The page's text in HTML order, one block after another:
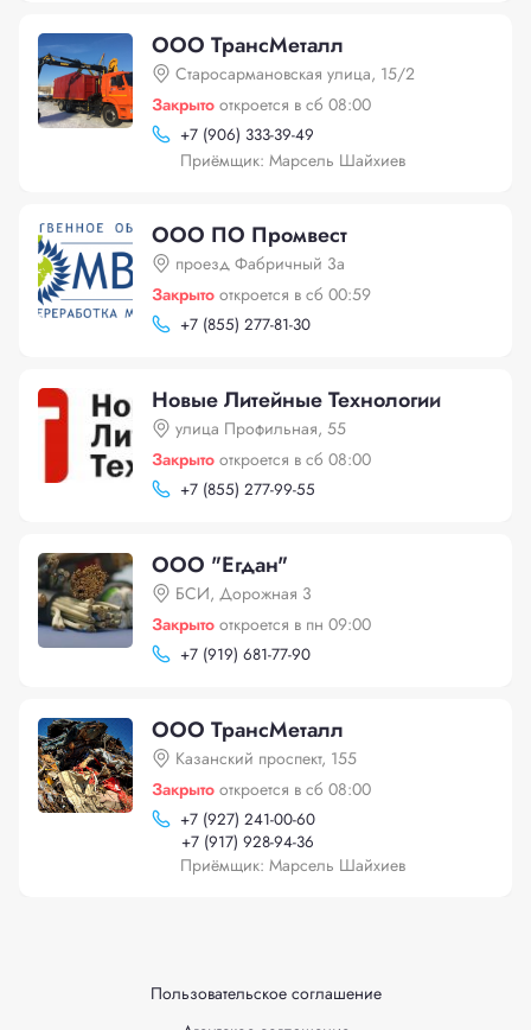
ООО ТрансМеталл
Старосармановская улица, 15/2
Закрыто откроется в сб 08:00
+7 (906) 333-39-49
Приёмщик: Марсель Шайхиев
ООО ПО Промвест
проезд Фабричный 3а
Закрыто откроется в сб 00:59
+7 (855) 277-81-30
Новые Литейные Технологии
улица Профильная, 55
Закрыто откроется в сб 08:00
+7 (855) 277-99-55
ООО "Егдан"
БСИ, Дорожная 3
Закрыто откроется в пн 09:00
+7 (919) 681-77-90
ООО ТрансМеталл
Казанский проспект, 155
Закрыто откроется в сб 08:00
+7 (927) 241-00-60
+7 (917) 928-94-36
Приёмщик: Марсель Шайхиев
Пользовательское соглашение